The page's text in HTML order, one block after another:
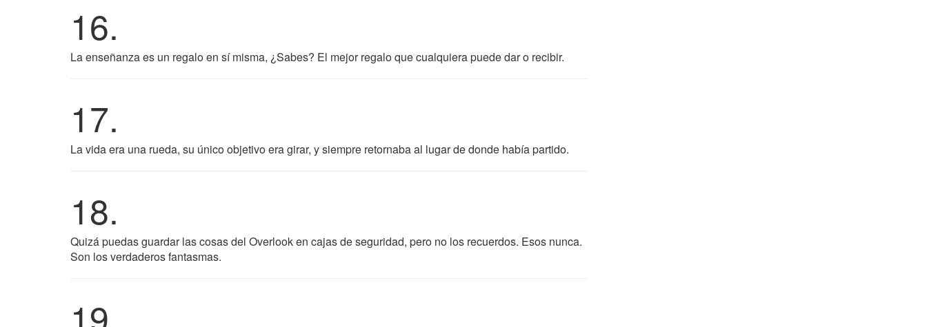
16.
La enseñanza es un regalo en sí misma, ¿Sabes? El mejor regalo que cualquiera puede dar o recibir.
17.
La vida era una rueda, su único objetivo era girar, y siempre retornaba al lugar de donde había partido.
18.
Quizá puedas guardar las cosas del Overlook en cajas de seguridad, pero no los recuerdos. Esos nunca.
Son los verdaderos fantasmas.
19.